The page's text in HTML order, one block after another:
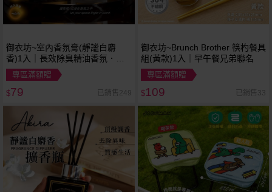
御衣坊~室內香氛膏(靜謐白麝
香)1入｜長效除臭精油香氛．居
家空間芳香
專區滿額贈
$79 已銷售249
御衣坊~Brunch Brother 筷杓餐具
組(黃款)1入｜早午餐兄弟聯名
專區滿額贈
$109 已銷售33